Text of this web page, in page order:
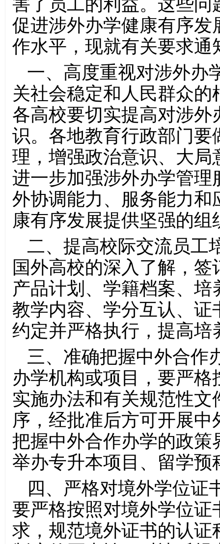
害了员工的利益。这些
促进涉外办学健康有序
作水平，现就有关要求通
一、高度重视对涉外办
关社会稳定和人民群众
各高校要切实提高对涉
识。各地教育行政部门
理，增强政治意识、大
进一步加强涉外办学管
外协调能力、服务能力
康有序发展提供坚强的
二、提高校际交流员工
国外高校的深入了解，
产品计划、学籍档案、
教学内容、学分互认、
约定并严格执行，提高
三、准确把握中外合作
办学机构或项目，要严
实施办法和有关规范性
序，经批准后方可开展
把握中外合作办学的政
举办专升本项目、留学
四、严格对境外学位证
要严格按照对境外学位
求，规范境外证书的认